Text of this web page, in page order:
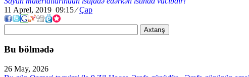
11 Aprel, 2019 09:15⁄ Çap
Axtarış
Bu bölmədə
26 May, 2026